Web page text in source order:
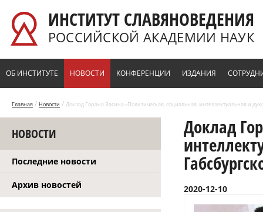
ИНСТИТУТ СЛАВЯНОВЕДЕНИЯ
РОССИЙСКОЙ АКАДЕМИИ НАУК
ОБ ИНСТИТУТЕ НОВОСТИ КОНФЕРЕНЦИИ ИЗДАНИЯ
Главная / Новости / Доклад Горана Васина «Политическая, социальная, интеллектуальная и
НОВОСТИ
Последние новости
Архив новостей
Доклад
2020-12-10